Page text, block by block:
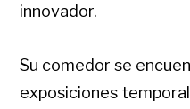
innovador.
Su comedor se
exposiciones